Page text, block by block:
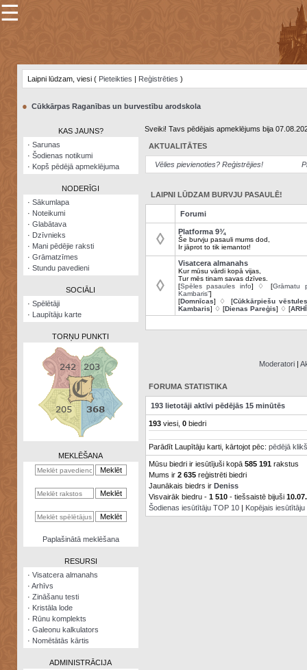
×
Šodienas
notikumi
Visatcera
almanahs
Arhīvs
Zināšanu
kalkulators
Nomētātās
☰
Laipni lūdzam, viesi ( Pieteikties | Reģistrēties )
● Cūkkārpas Raganības un burvestību arodskola
KAS JAUNS?
· Sarunas
· Šodienas notikumi
· Kopš pēdējā apmeklējuma
NODERĪGI
· Sākumlapa
· Noteikumi
· Glabātava
· Dzīvnieks
· Mani pēdējie raksti
· Grāmatzīmes
· Stundu pavedieni
SOCIĀLI
· Spēlētāji
· Laupītāju karte
TORŅU PUNKTI
MEKLĒŠANA
Paplašinātā meklēšana
RESURSI
· Visatcera almanahs
· Arhīvs
· Zināšanu testi
· Kristāla lode
· Rūnu komplekts
· Galeonu kalkulators
· Nomētātās kārtis
ADMINISTRĀCIJA
Sveiki! Tavs pēdējais apmeklējums bija
AKTUALITĀTES
Vēlies pievienoties? Reģistrējies!
LAIPNI LŪDZAM BURVJU PASAULĒ!
Forumi
◊ Platforma 9¾
Še burvju pasauli mums dod,
Ir jāprot to tik iemantot!
◊
Visatcera almanahs
Kur mūsu vārdi kopā vijas,
Tur mēs tinam savas dzīves.
[Spēles pasaules info] ♢ [Grāmatu
Kambaris”]
[Domnīcas] ♢ [Cūkkārpiešu vēstules
Kambaris] ♢ [Dienas Pareģis] ♢ [
Moderatori |
FORUMA STATISTIKA
193 lietotāji aktīvi pēdējās 15 minūtēs
193viesi, 0biedri
Parādīt Laupītāju karti, kārtojot pēc: pēdējā
Mūsu biedri ir iesūtījuši kopā 585 191rakstus
Mums ir 2 635reģistrēti biedri
Jaunākais biedrs ir Deniss
Visvairāk biedru - 1 510- tiešsaistē bijuši
Šodienas iesūtītāju TOP 10| Kopējais iesūtītāju